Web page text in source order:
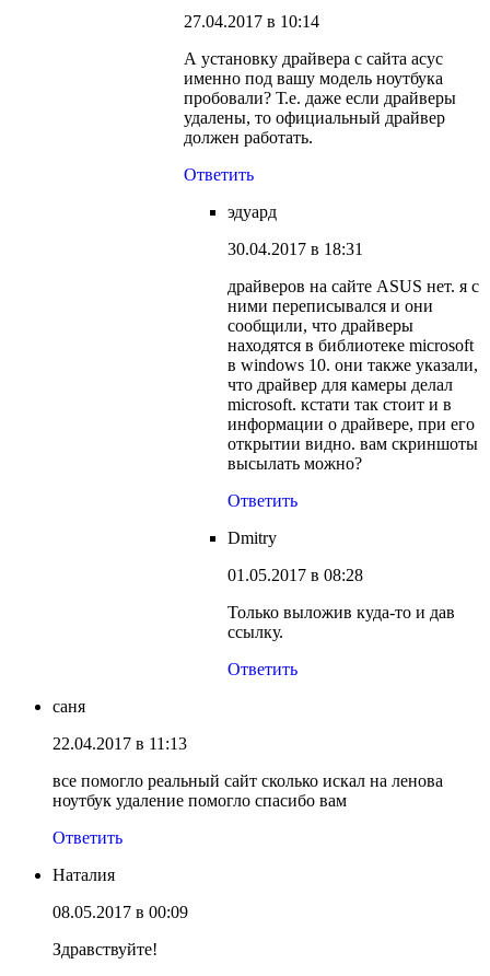
27.04.2017 в 10:14
А установку драйвера с сайта асус
именно под вашу модель ноутбука
пробовали? Т.е. даже если драйверы
удалены, то официальный драйвер
должен работать.
Ответить
эдуард
30.04.2017 в 18:31
драйверов на сайте ASUS нет. я с
ними переписывался и они
сообщили, что драйверы
находятся в библиотеке microsoft
в windows 10. они также указали,
что драйвер для камеры делал
microsoft. кстати так стоит и в
информации о драйвере, при его
открытии видно. вам скриншоты
высылать можно?
Ответить
Dmitry
01.05.2017 в 08:28
Только выложив куда-то и дав
ссылку.
Ответить
саня
22.04.2017 в 11:13
все помогло реальный сайт сколько искал на ленова
ноутбук удаление помогло спасибо вам
Ответить
Наталия
08.05.2017 в 00:09
Здравствуйте!